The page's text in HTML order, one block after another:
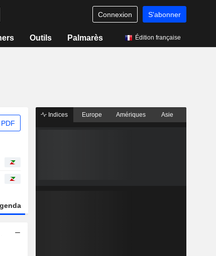
Connexion S'abonner
Outils Palmarès Édition française
Indices Europe Amériques Asie